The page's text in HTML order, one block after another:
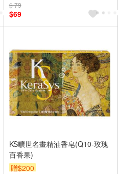
$ 79
$69
KS曠世名畫精油香皂(Q10-玫瑰
百香果)
贈$200